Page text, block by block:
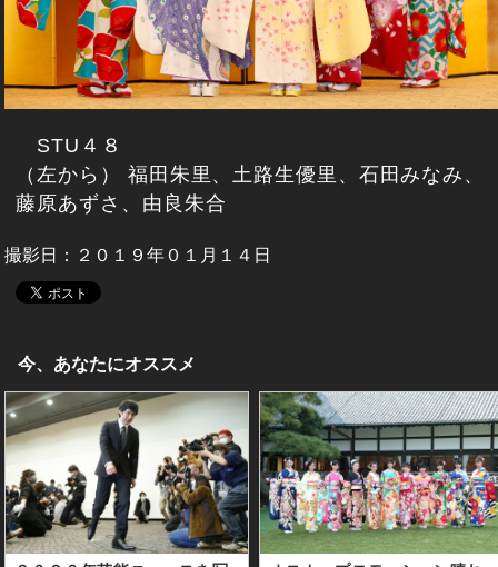
STU４８
（左から） 福田朱里、土路生優里、石田みなみ、
藤原あずさ、由良朱合
撮影日：２０１９年０１月１４日
今、あなたにオススメ